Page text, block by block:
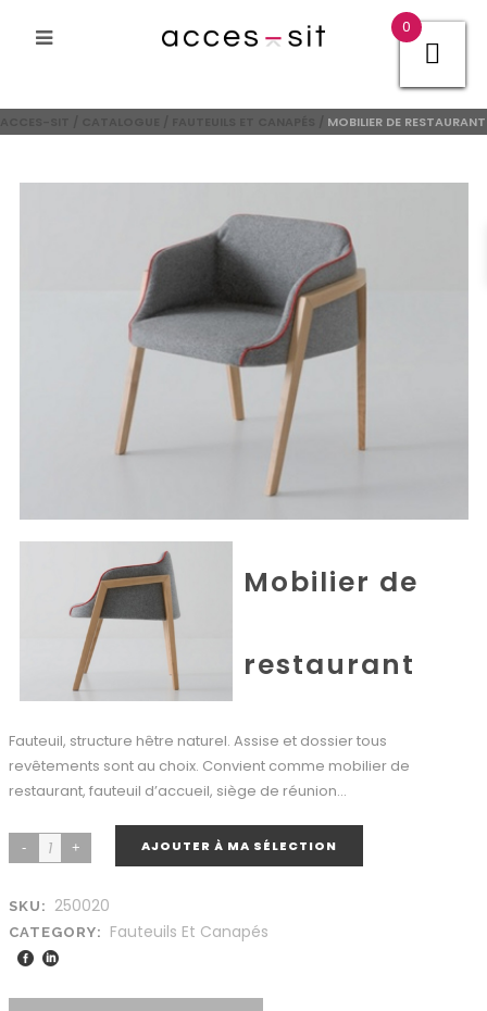
MOBILIER DE RESTAURANT
Mobilier de
restaurant
Fauteuil, structure hêtre naturel. Assise et dossier tous
revêtements sont au choix. Convient comme mobilier de
restaurant, fauteuil d’accueil, siège de réunion…
AJOUTER À MA SÉLECTION
SKU: 250020
CATEGORY: Fauteuils Et Canapés
0